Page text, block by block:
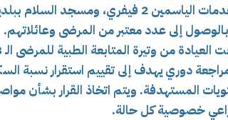
الأنشطة العيادة متعددة الخدمات الياسمين 2
إلى عدد معتبر من المرضى وعائلاتهم.
دوري يهدف إلى تقييم استقرار نسبة
المستهدفة. ويتم اتخاذ القرار بشأن
خصوصية كل حالة.